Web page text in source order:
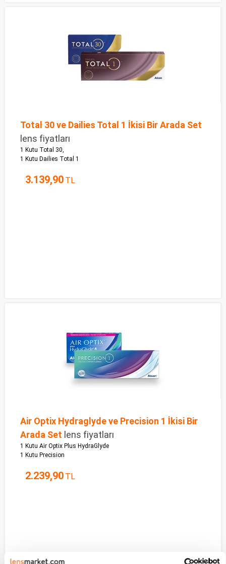
Total 30 ve Dailies Total 1 İkisi Bir Arada Set
lens fiyatları
1 Kutu Total 30,
1 Kutu Dailies Total 1
3.139,90 TL
Air Optix Hydraglyde ve Precision 1 İkisi Bir
Arada Set lens fiyatları
1 Kutu Air Optix Plus HydraGlyde
1 Kutu Precision
2.239,90 TL